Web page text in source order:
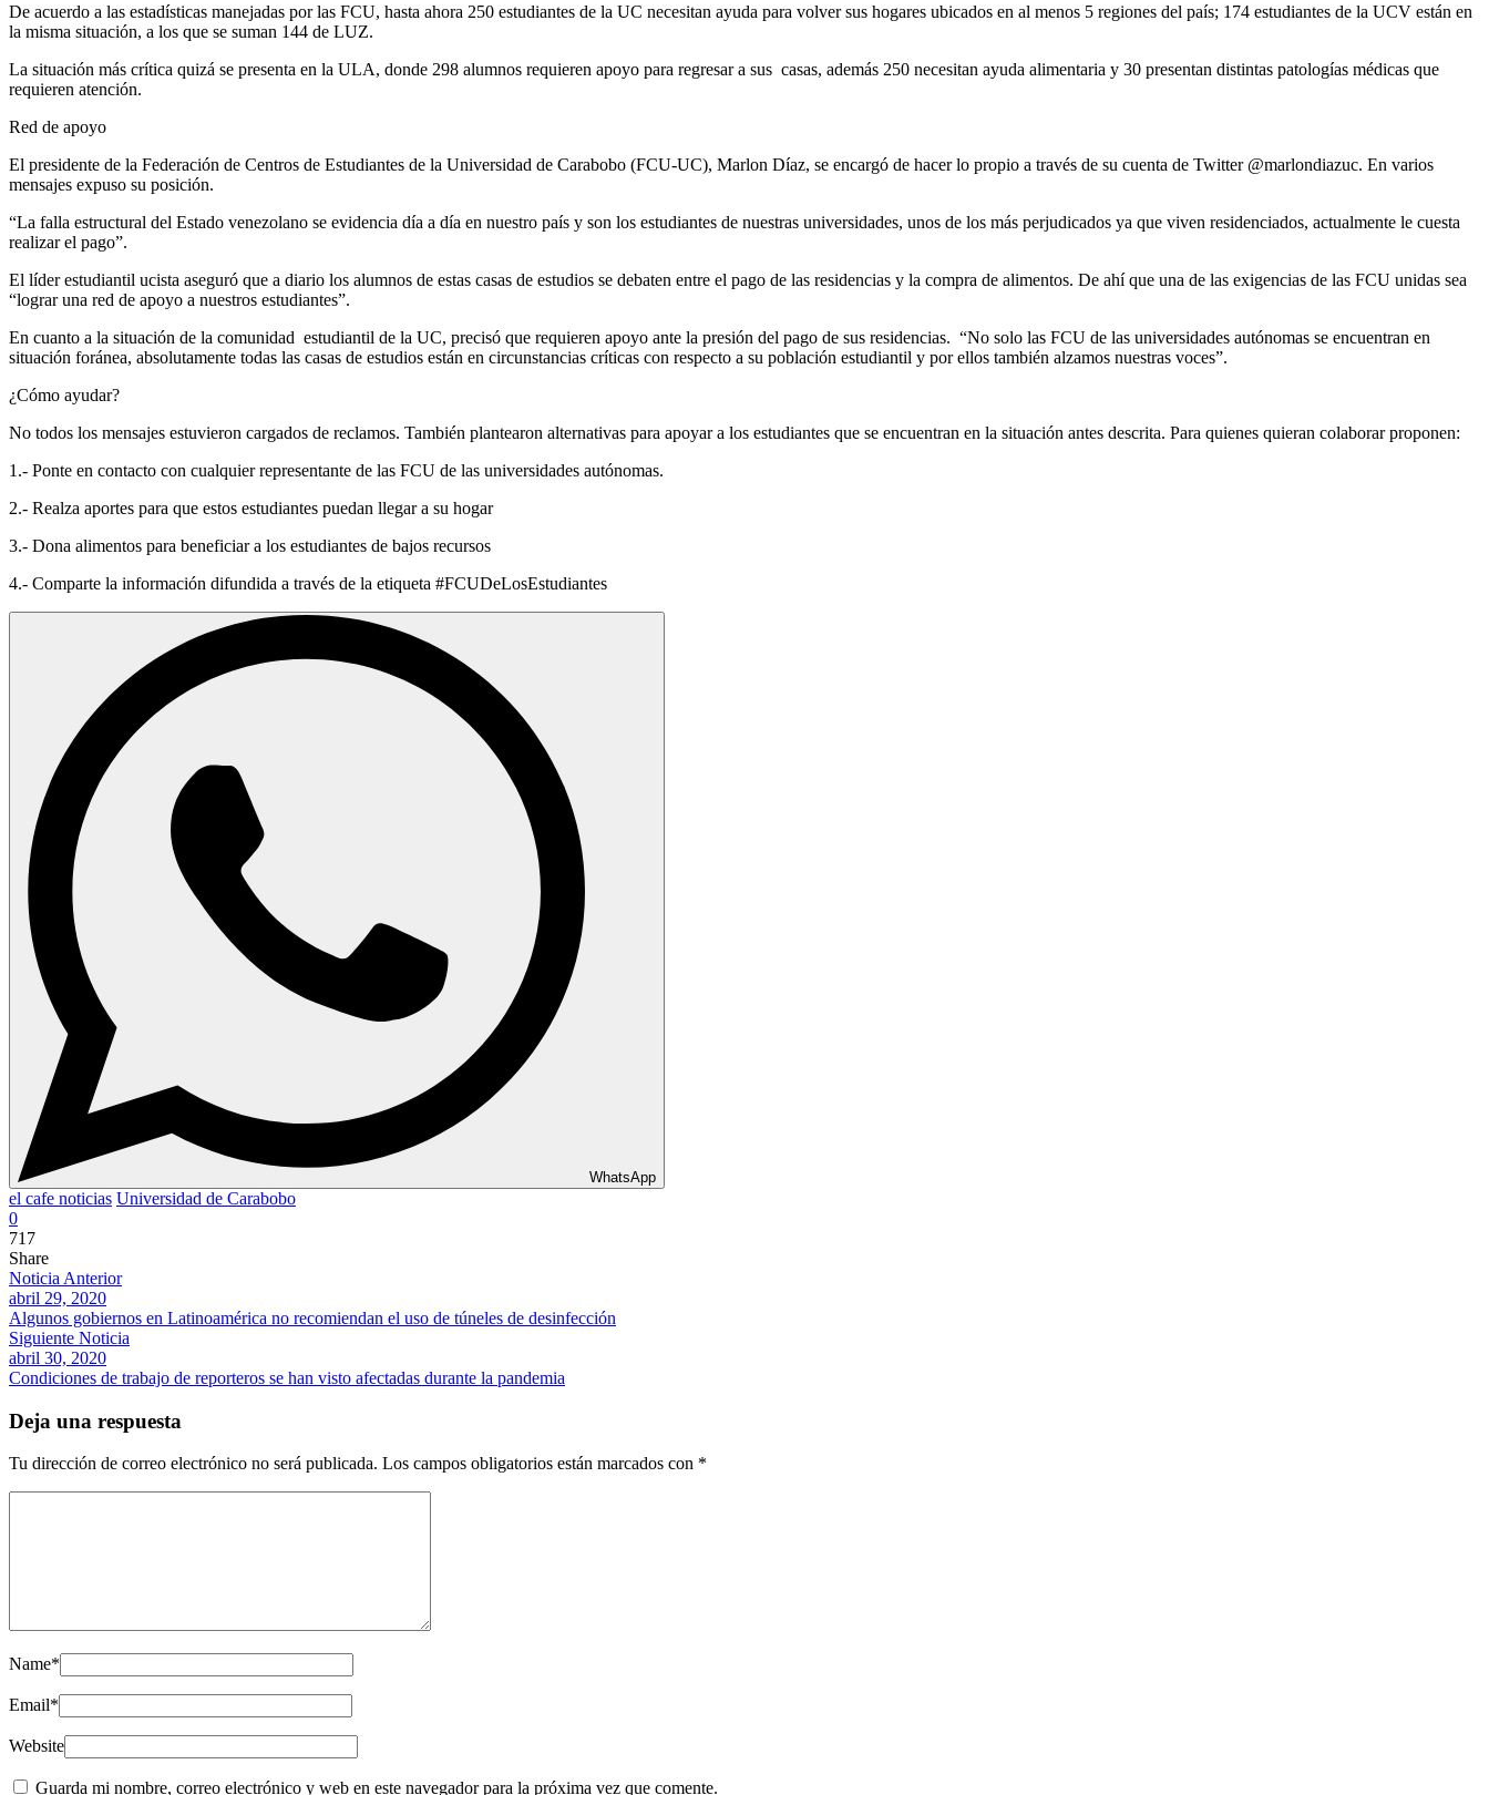
De acuerdo a las estadísticas manejadas por las FCU, hasta ahora 250 estudiantes de la UC necesitan ayuda para volver sus hogares ubicados en al menos 5 regiones del país; 174 estudiantes de la UCV están en
la misma situación, a los que se suman 144 de LUZ.
La situación más crítica quizá se presenta en la ULA, donde 298 alumnos requieren apoyo para regresar a sus casas, además 250 necesitan ayuda alimentaria y 30 presentan distintas patologías médicas que
requieren atención.
Red de apoyo
El presidente de la Federación de Centros de Estudiantes de la Universidad de Carabobo (FCU-UC), Marlon Díaz, se encargó de hacer lo propio a través de su cuenta de Twitter @marlondiazuc. En varios
mensajes expuso su posición.
“La falla estructural del Estado venezolano se evidencia día a día en nuestro país y son los estudiantes de nuestras universidades, unos de los más perjudicados ya que viven residenciados, actualmente le cuesta
realizar el pago”.
El líder estudiantil ucista aseguró que a diario los alumnos de estas casas de estudios se debaten entre el pago de las residencias y la compra de alimentos. De ahí que una de las exigencias de las FCU unidas sea
“lograr una red de apoyo a nuestros estudiantes”.
En cuanto a la situación de la comunidad estudiantil de la UC, precisó que requieren apoyo ante la presión del pago de sus residencias. “No solo las FCU de las universidades autónomas se encuentran en
situación foránea, absolutamente todas las casas de estudios están en circunstancias críticas con respecto a su población estudiantil y por ellos también alzamos nuestras voces”.
¿Cómo ayudar?
No todos los mensajes estuvieron cargados de reclamos. También plantearon alternativas para apoyar a los estudiantes que se encuentran en la situación antes descrita. Para quienes quieran colaborar proponen:
1.- Ponte en contacto con cualquier representante de las FCU de las universidades autónomas.
2.- Realza aportes para que estos estudiantes puedan llegar a su hogar
3.- Dona alimentos para beneficiar a los estudiantes de bajos recursos
4.- Comparte la información difundida a través de la etiqueta #FCUDeLosEstudiantes
WhatsApp
el cafe noticias Universidad de Carabobo
0
717
Share
Noticia Anterior
abril 29, 2020
Algunos gobiernos en Latinoamérica no recomiendan el uso de túneles de desinfección
Siguiente Noticia
abril 30, 2020
Condiciones de trabajo de reporteros se han visto afectadas durante la pandemia
Deja una respuesta
Tu dirección de correo electrónico no será publicada. Los campos obligatorios están marcados con *
Name*
Email*
Website
Guarda mi nombre, correo electrónico y web en este navegador para la próxima vez que comente.